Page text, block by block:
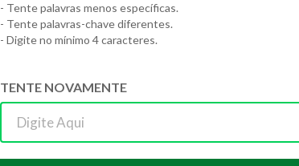
- Tente palavras menos específicas.
- Tente palavras-chave diferentes.
- Digite no mínimo 4 caracteres.
TENTE NOVAMENTE